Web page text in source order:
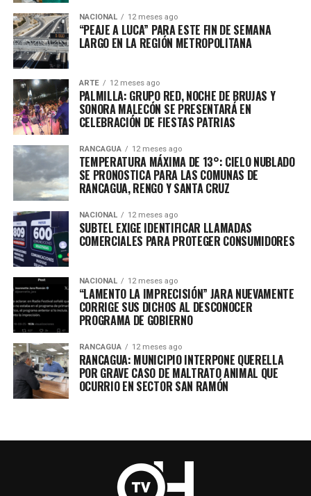
NACIONAL 12 meses ago
“PEAJE A LUCA” PARA ESTE FIN DE SEMANA
LARGO EN LA REGIÓN METROPOLITANA
ARTE 12 meses ago
PALMILLA: GRUPO RED, NOCHE DE BRUJAS Y
SONORA MALECÓN SE PRESENTARÁ EN
CELEBRACIÓN DE FIESTAS PATRIAS
RANCAGUA 12 meses ago
TEMPERATURA MÁXIMA DE 13°: CIELO NUBLADO
SE PRONOSTICA PARA LAS COMUNAS DE
RANCAGUA, RENGO Y SANTA CRUZ
NACIONAL 12 meses ago
SUBTEL EXIGE IDENTIFICAR LLAMADAS
COMERCIALES PARA PROTEGER CONSUMIDORES
NACIONAL 12 meses ago
“LAMENTO LA IMPRECISIÓN” JARA NUEVAMENTE
CORRIGE SUS DICHOS AL DESCONOCER
PROGRAMA DE GOBIERNO
RANCAGUA 12 meses ago
RANCAGUA: MUNICIPIO INTERPONE QUERELLA
POR GRAVE CASO DE MALTRATO ANIMAL QUE
OCURRIO EN SECTOR SAN RAMÓN